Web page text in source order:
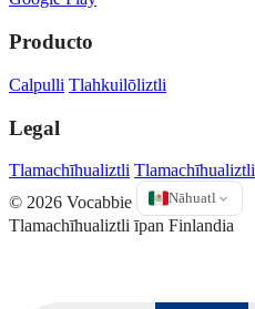
Producto
Calpulli Tlahkuilōliztli
Legal
Tlamachīhualiztli Tlamachīhualiztli
© 2026 Vocabbie
Nāhuatl
Tlamachīhualiztli īpan Finlandia